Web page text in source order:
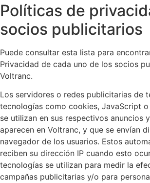
Políticas de
socios publicitarios
Puede consultar esta lista para
Privacidad de cada uno de los socios
Voltranc.
Los servidores o redes publicitarias de
tecnologías como cookies, JavaScript
se utilizan en sus respectivos anuncios
aparecen en Voltranc, y que se envían
navegador de los usuarios. Estos
reciben su dirección IP cuando esto
tecnologías se utilizan para medir la
campañas publicitarias y/o para